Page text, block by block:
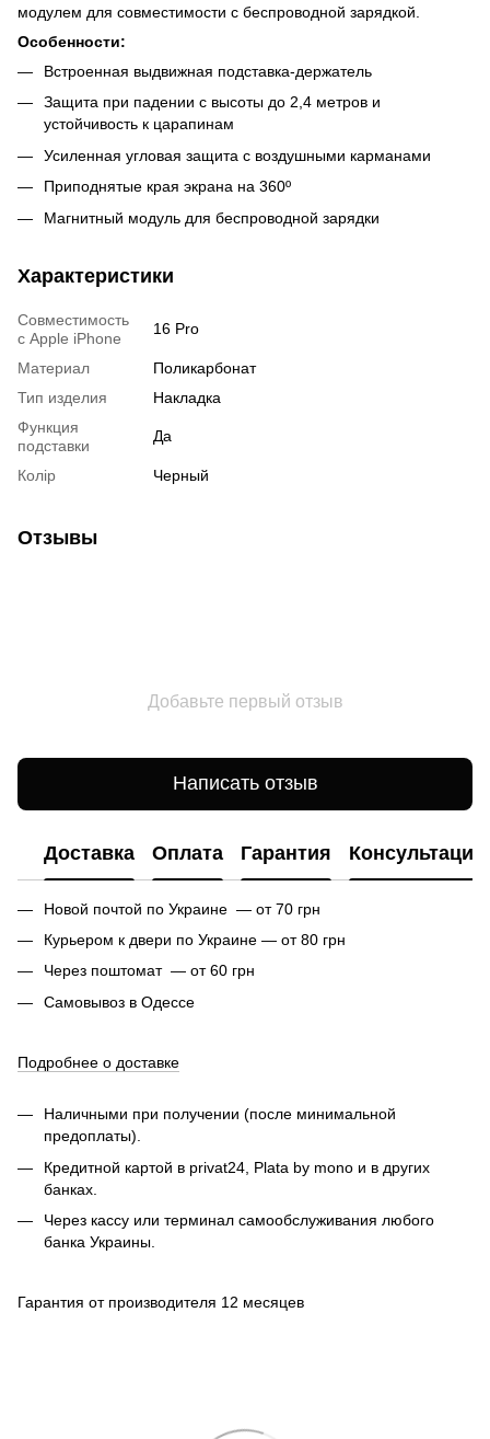
модулем для совместимости с беспроводной зарядкой.
Особенности:
Встроенная выдвижная подставка-держатель
Защита при падении с высоты до 2,4 метров и
устойчивость к царапинам
Усиленная угловая защита с воздушными карманами
Приподнятые края экрана на 360º
Магнитный модуль для беспроводной зарядки
Характеристики
Совместимость
с Apple iPhone
16 Pro
Материал
Поликарбонат
Тип изделия
Накладка
Функция
подставки
Да
Колір Черный
Отзывы
Добавьте первый отзыв
Написать отзыв
Доставка Оплата Гарантия Консультация
Новой почтой по Украине — от 70 грн
Курьером к двери по Украине — от 80 грн
Через поштомат — от 60 грн
Самовывоз в Одессе
Подробнее о доставке
Наличными при получении (после минимальной
предоплаты).
Кредитной картой в privat24, Plata by mono и в других
банках.
Через кассу или терминал самообслуживания любого
банка Украины.
Гарантия от производителя 12 месяцев